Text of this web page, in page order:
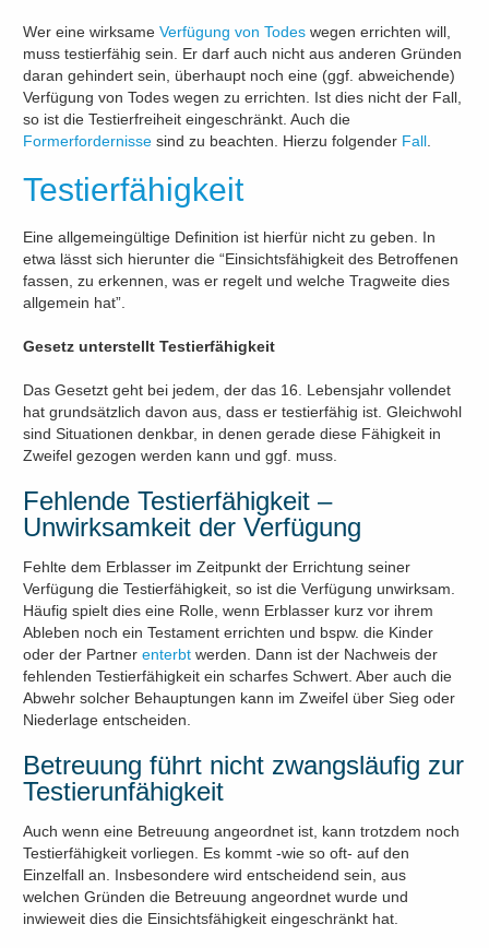
Wer eine wirksameVerfügung von Todes wegen errichten will,
muss testierfähig sein. Er darf auch nicht aus anderen Gründen
daran gehindert sein, überhaupt noch eine (ggf. abweichende)
Verfügung von Todes wegen zu errichten. Ist dies nicht der Fall,
so ist die Testierfreiheit eingeschränkt. Auch die
Formerfordernisse sind zu beachten. Hierzu folgender Fall
Testierfähigkeit
Eine allgemeingültige Definition ist hierfür nicht zu geben. In
etwa lässt sich hierunter die “Einsichtsfähigkeit des Betroffenen
fassen, zu erkennen, was er regelt und welche Tragweite dies
allgemein hat”.
Gesetz unterstellt Testierfähigkeit
Das Gesetzt geht bei jedem, der das 16. Lebensjahr vollendet
hat grundsätzlich davon aus, dass er testierfähig ist. Gleichwohl
sind Situationen denkbar, in denen gerade diese Fähigkeit in
Zweifel gezogen werden kann und ggf. muss.
Fehlende Testierfähigkeit –
Unwirksamkeit der Verfügung
Fehlte dem Erblasser im Zeitpunkt der Errichtung seiner
Verfügung die Testierfähigkeit, so ist die Verfügung unwirksam.
Häufig spielt dies eine Rolle, wenn Erblasser kurz vor ihrem
Ableben noch ein Testament errichten und bspw. die Kinder
oder der Partnerenterbt werden. Dann ist der Nachweis der
fehlenden Testierfähigkeit ein scharfes Schwert. Aber auch die
Abwehr solcher Behauptungen kann im Zweifel über Sieg oder
Niederlage entscheiden.
Betreuung führt nicht zwangsläufig zur
Testierunfähigkeit
Auch wenn eine Betreuung angeordnet ist, kann trotzdem noch
Testierfähigkeit vorliegen. Es kommt -wie so oft- auf den
Einzelfall an. Insbesondere wird entscheidend sein, aus
welchen Gründen die Betreuung angeordnet wurde und
inwieweit dies die Einsichtsfähigkeit eingeschränkt hat.